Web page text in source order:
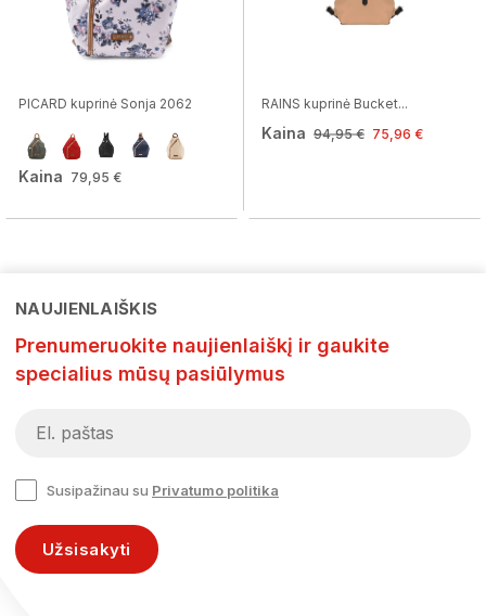
PICARD kuprinė Sonja 2062
Kaina 79,95 €
RAINS kuprinė Bucket...
Kaina 94,95 € 75,96 €
NAUJIENLAIŠKIS
Prenumeruokite naujienlaiškį ir gaukite
specialius mūsų pasiūlymus
Susipažinau su Privatumo politika
Užsisakyti